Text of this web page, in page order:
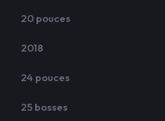
20 pouces
2018
24 pouces
25 bosses